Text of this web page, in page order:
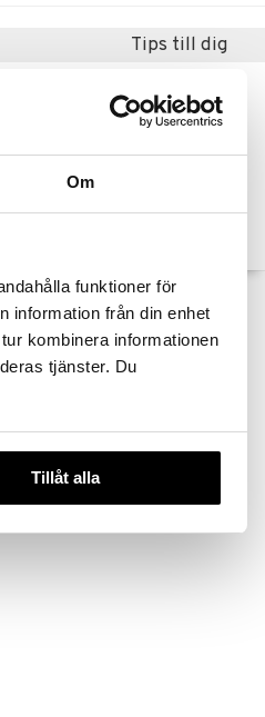
Om
funktioner för
information från din enhet
kombinera informationen
tjänster. Du
Tillåt alla
Tips till dig
3 IRT
Braun Thermoscan 7+
IRT 6525
Örontermometer
BRAUN
559